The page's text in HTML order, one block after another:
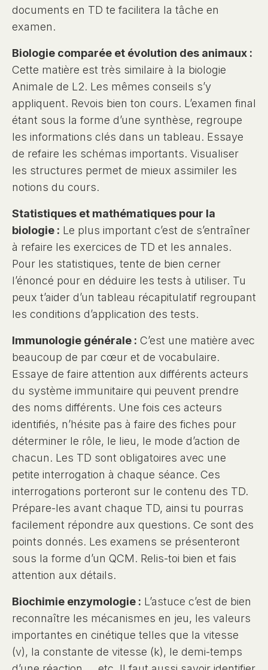
documents en TD te facilitera la tâche en
examen.
Biologie comparée et évolution des animaux :
Cette matière est très similaire à la biologie
Animale de L2. Les mêmes conseils s’y
appliquent. Revois bien ton cours. L’examen final
étant sous la forme d’une synthèse, regroupe
les informations clés dans un tableau. Essaye
de refaire les schémas importants. Visualiser
les structures permet de mieux assimiler les
notions du cours.
Statistiques et mathématiques pour la
biologie : Le plus important c’est de s’entraîner
à refaire les exercices de TD et les annales.
Pour les statistiques, tente de bien cerner
l’énoncé pour en déduire les tests à utiliser. Tu
peux t’aider d’un tableau récapitulatif regroupant
les conditions d’application des tests.
Immunologie générale : C’est une matière avec
beaucoup de par cœur et de vocabulaire.
Essaye de faire attention aux différents acteurs
du système immunitaire qui peuvent prendre
des noms différents. Une fois ces acteurs
identifiés, n’hésite pas à faire des fiches pour
déterminer le rôle, le lieu, le mode d’action de
chacun. Les TD sont obligatoires avec une
petite interrogation à chaque séance. Ces
interrogations porteront sur le contenu des TD.
Prépare-les avant chaque TD, ainsi tu pourras
facilement répondre aux questions. Ce sont des
points donnés. Les examens se présenteront
sous la forme d’un QCM. Relis-toi bien et fais
attention aux détails.
Biochimie enzymologie : L’astuce c’est de bien
reconnaître les mécanismes en jeu, les valeurs
importantes en cinétique telles que la vitesse
(v), la constante de vitesse (k), le demi-temps